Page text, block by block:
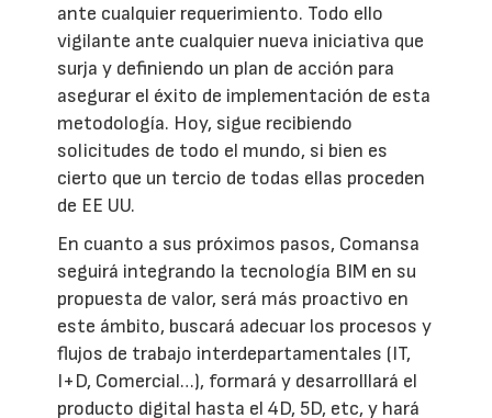
ante cualquier requerimiento. Todo ello
vigilante ante cualquier nueva iniciativa que
surja y definiendo un plan de acción para
asegurar el éxito de implementación de esta
metodología. Hoy, sigue recibiendo
solicitudes de todo el mundo, si bien es
cierto que un tercio de todas ellas proceden
de EE UU.
En cuanto a sus próximos pasos, Comansa
seguirá integrando la tecnología BIM en su
propuesta de valor, será más proactivo en
este ámbito, buscará adecuar los procesos y
flujos de trabajo interdepartamentales (IT,
I+D, Comercial…), formará y desarrolllará el
producto digital hasta el 4D, 5D, etc, y hará